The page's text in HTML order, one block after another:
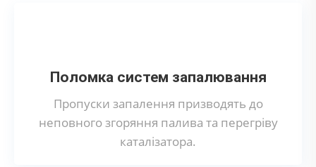
Поломка систем запалювання
Пропуски запалення призводять до
неповного згоряння палива та перегріву
каталізатора.